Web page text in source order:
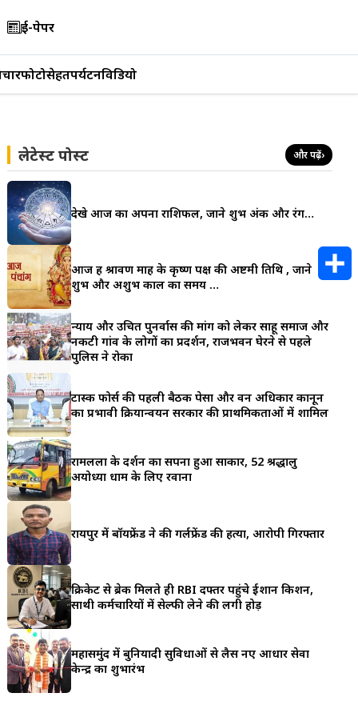
ई-पेपर
फोटोसेहतपर्यटनविडियो
लेटेस्ट पोस्ट और पढ़ें›
देखे आज का अपना राशिफल, जाने शुभ अंक और रंग…
आज हैं श्रावण माह के कृष्ण पक्ष की अष्टमी तिथि , जाने
शुभ और अशुभ काल का समय …
न्याय और उचित पुनर्वास की मांग को लेकर साहू समाज और
नकटी गांव के लोगों का प्रदर्शन, राजभवन घेरने से पहले
पुलिस ने रोका
टास्क फोर्स की पहली बैठक पेसा और वन अधिकार कानून
का प्रभावी क्रियान्वयन सरकार की प्राथमिकताओं में शामिल
रामलला के दर्शन का सपना हुआ साकार, 52 श्रद्धालु
अयोध्या धाम के लिए रवाना
रायपुर में बॉयफ्रेंड ने की गर्लफ्रेंड की हत्या, आरोपी गिरफ्तार
क्रिकेट से ब्रेक मिलते ही RBI दफ्तर पहुंचे ईशान किशन,
साथी कर्मचारियों में सेल्फी लेने की लगी होड़
महासमुंद में बुनियादी सुविधाओं से लैस नए आधार सेवा
केन्द्र का शुभारंभ
h
r